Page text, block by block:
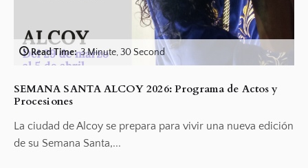
Read Time: 3 Minute, 30 Second
SEMANA SANTA ALCOY 2026: Programa de Actos y
Procesiones
La ciudad de Alcoy se prepara para vivir una nueva edición
de su Semana Santa,...